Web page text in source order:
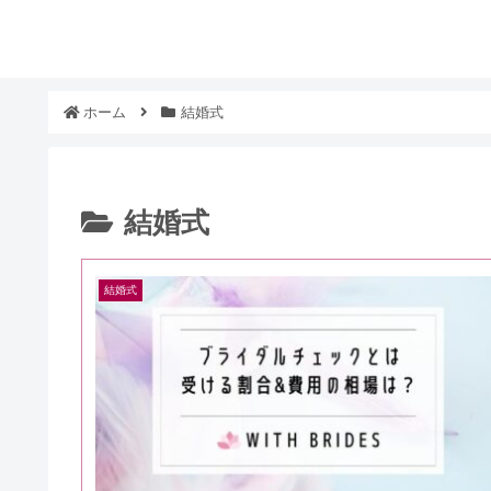
ホーム 結婚式
結婚式
結婚式